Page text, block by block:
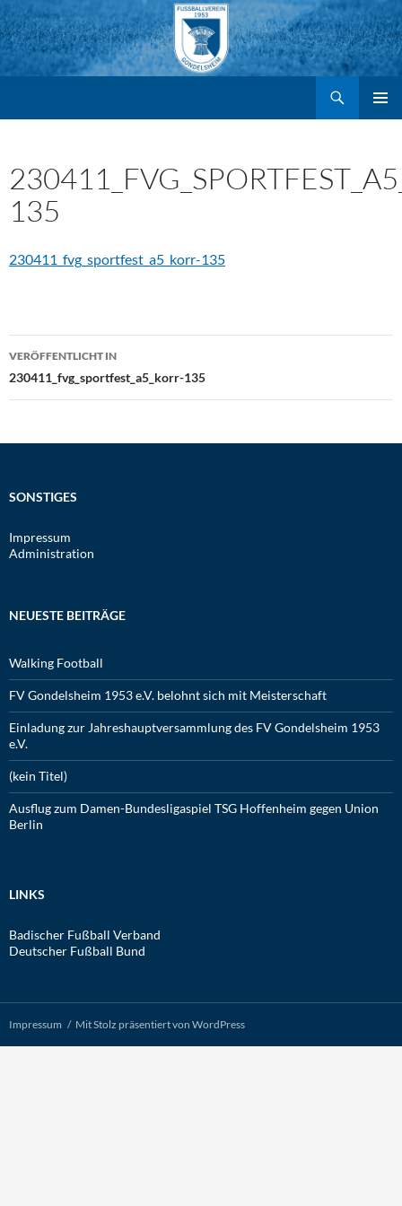
Zum
Inhalt
springen
135
230411_fvg_sportfest_a5_korr-135
Beitragsnavigation
VERÖFFENTLICHT IN
230411_fvg_sportfest_a5_korr-135
SONSTIGES
Impressum
Administration
NEUESTE BEITRÄGE
Walking Football
FV Gondelsheim 1953 e.V. belohnt sich mit Meisterschaft
Einladung zur Jahreshauptversammlung des FV Gondelsheim 1953
e.V.
(kein Titel)
Ausflug zum Damen-Bundesligaspiel TSG Hoffenheim gegen Union
Berlin
LINKS
Badischer Fußball Verband
Deutscher Fußball Bund
Impressum Mit Stolz präsentiert von WordPress